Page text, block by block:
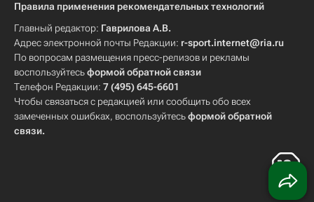
Правила применения рекомендательных технологий
Главный редактор: Гаврилова А.В.
Адрес электронной почты Редакции: r-sport.internet@ria.ru
По вопросам размещения пресс-релизов и рекламы
воспользуйтесьформой обратной связи
Телефон Редакции: 7 (495) 645-6601
Чтобы связаться с редакцией или сообщить обо всех
замеченных ошибках, воспользуйтесьформой обратной
связи.